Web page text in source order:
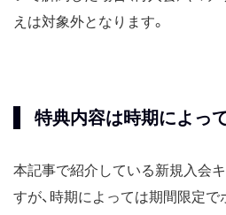
えは対象外となります。
特典内容は時期によっ
本記事で紹介している新規入会
すが、時期によっては期間限定